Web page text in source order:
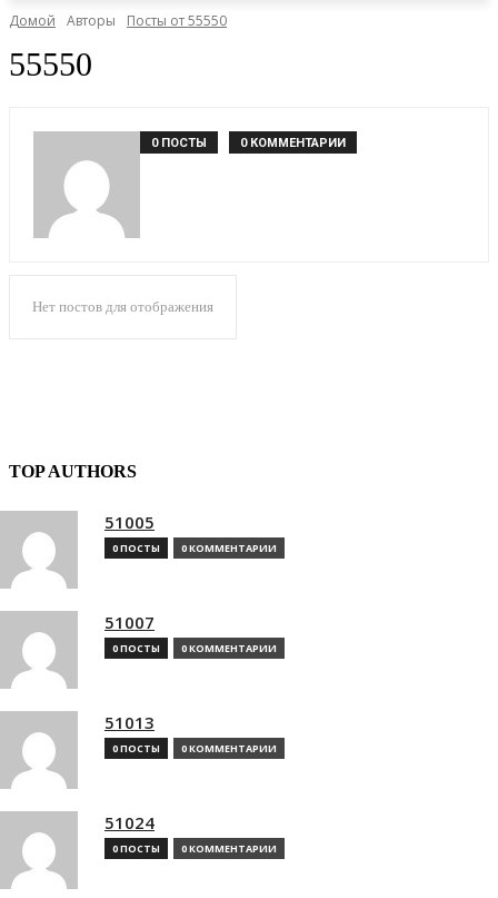
Домой Авторы Посты от 55550
55550
0 ПОСТЫ 0 КОММЕНТАРИИ
Нет постов для отображения
TOP AUTHORS
51005
0 ПОСТЫ 0 КОММЕНТАРИИ
51007
0 ПОСТЫ 0 КОММЕНТАРИИ
51013
0 ПОСТЫ 0 КОММЕНТАРИИ
51024
0 ПОСТЫ 0 КОММЕНТАРИИ